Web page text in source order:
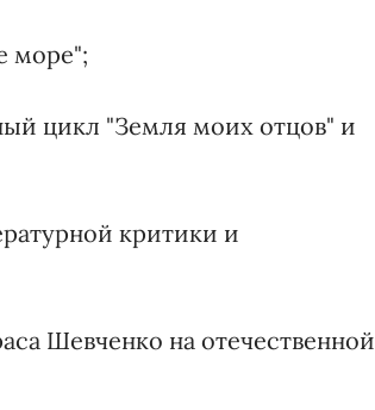
море";
цикл "Земля моих отцов" и
критики и
Шевченко на отечественной